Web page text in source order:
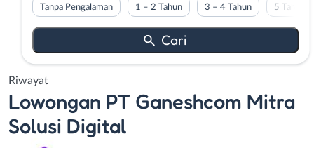
Tanpa Pengalaman 1 – 2 Tahun 3 – 4 Tahun 5 Tahun
Riwayat
Lowongan PT Ganeshcom Mitra
Solusi Digital